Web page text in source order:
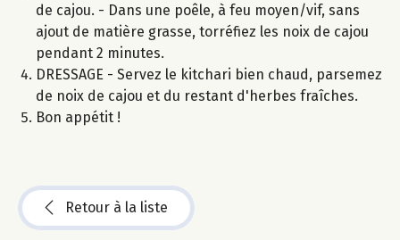
de cajou. - Dans une poêle, à feu moyen/vif, sans
ajout de matière grasse, torréfiez les noix de cajou
pendant 2 minutes.
DRESSAGE - Servez le kitchari bien chaud, parsemez
de noix de cajou et du restant d'herbes fraîches.
Bon appétit !
Retour à la liste